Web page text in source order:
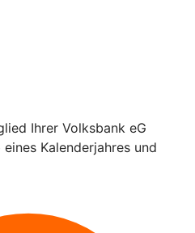
Ihrer Volksbank eG
Kalenderjahres und